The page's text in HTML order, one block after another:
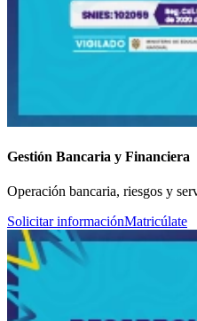
Gestión Bancaria y Financiera
Operación bancaria, riesgos y
Solicitar informaciónMatricúlate